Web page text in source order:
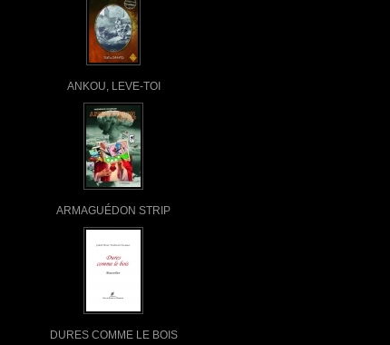
ANKOU, LEVE-TOI
ARMAGUÉDON STRIP
DURES COMME LE BOIS